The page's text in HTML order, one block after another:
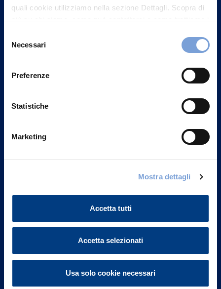
quali cookie utilizziamo nella sezione Dettagli. Scopra di
può trovare nel footer del sito nella sezione "Informativa
delNecessari
Preferenze
Statistiche
Marketing
Mostra dettagli
Accetta tutti
Accetta selezionati
Usa solo cookie necessari
FAQ
Governance
Investor Relations